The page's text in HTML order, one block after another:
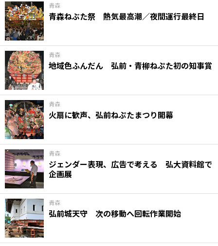
青森
青森ねぶた祭 熱気最高潮／夜間運行最終日
青森
地域色ふんだん 弘前・青柳ねぷた初の知事賞
青森
火扇に歓声、弘前ねぷたまつり開幕
青森
ジェンダー表現、広告で考える 弘大資料館で
企画展
青森
弘前城天守 次の移動へ回転作業開始